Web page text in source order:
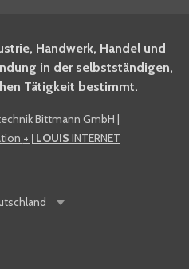
Fachwissen
anmelden.
mich für den
Newsletter
Handwerk, Handel und
in der selbstständigen,
Tätigkeit bestimmt.
Bittmann GmbH |
+ | LOUIS INTERNET